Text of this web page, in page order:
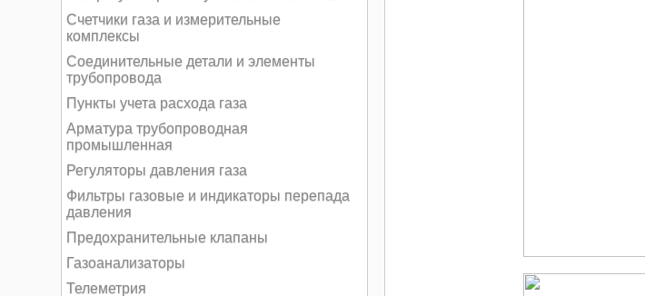
Счетчики газа и измерительные
комплексы
Соединительные детали и элементы
трубопровода
Пункты учета расхода газа
Арматура трубопроводная
промышленная
Регуляторы давления газа
Фильтры газовые и индикаторы перепада
давления
Предохранительные клапаны
Газоанализаторы
Телеметрия